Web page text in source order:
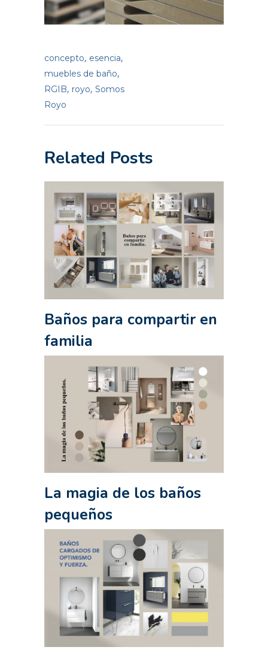
concepto, esencia,
muebles de baño,
RGIB, royo, Somos
Royo
Related Posts
Baños para compartir en
familia
La magia de los baños
pequeños